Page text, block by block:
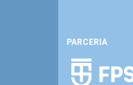
PARCERIA